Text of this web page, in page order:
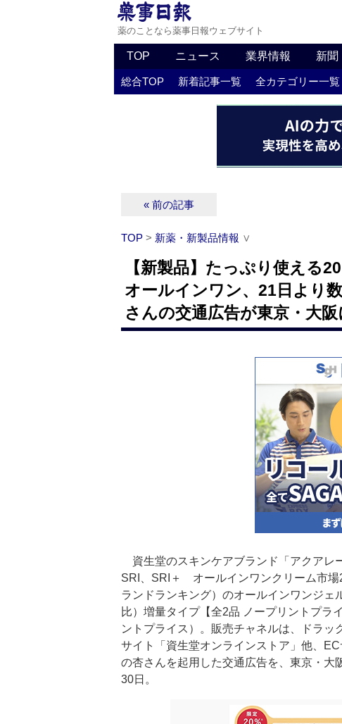
薬のことなら薬事日報ウェブサイト
TOP ニュース 業界情報 新聞
総合TOP 新着記事一覧 全カテゴリー一覧
« 前の記事
TOP > 新薬・新製品情報 ∨
【新製品】たっぷり使える
オールインワン、21日より
さんの交通広告が東京・大
資生堂のスキンケアブランド「アクアレ
SRI、SRI＋ オールインワンクリーム市
ランドランキング）のオールインワンジ
比）増量タイプ【全2品 ノープリントプラ
ントプライス）。販売チャネルは、ドラ
サイト「資生堂オンラインストア」他、
の杏さんを起用した交通広告を、東京・大
30日。